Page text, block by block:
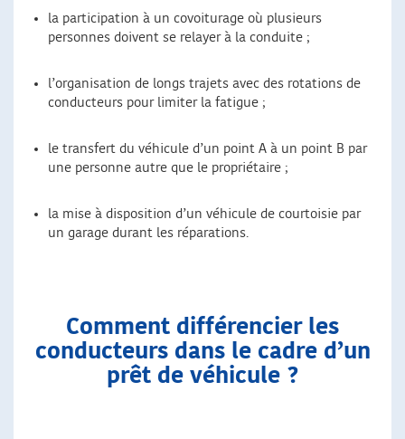
la participation à un covoiturage où plusieurs
personnes doivent se relayer à la conduite ;
l’organisation de longs trajets avec des rotations de
conducteurs pour limiter la fatigue ;
le transfert du véhicule d’un point A à un point B par
une personne autre que le propriétaire ;
la mise à disposition d’un véhicule de courtoisie par
un garage durant les réparations.
Comment différencier les
conducteurs dans le cadre d’un
prêt de véhicule ?